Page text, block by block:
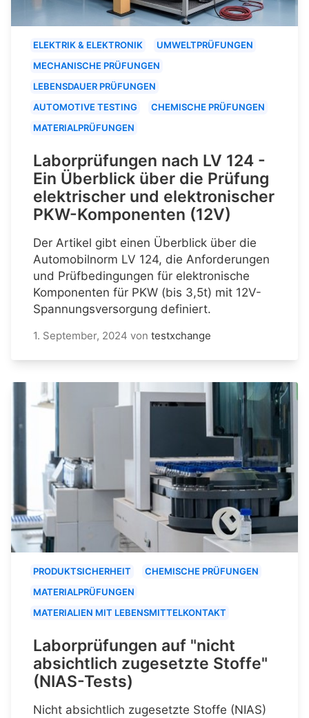
ELEKTRIK & ELEKTRONIK
UMWELTPRÜFUNGEN
MECHANISCHE PRÜFUNGEN
LEBENSDAUER PRÜFUNGEN
AUTOMOTIVE TESTING
CHEMISCHE PRÜFUNGEN
MATERIALPRÜFUNGEN
Laborprüfungen nach LV 124 -
Ein Überblick über die Prüfung
elektrischer und elektronischer
PKW-Komponenten (12V)
Der Artikel gibt einen Überblick über die
Automobilnorm LV 124, die Anforderungen
und Prüfbedingungen für elektronische
Komponenten für PKW (bis 3,5t) mit 12V-
Spannungsversorgung definiert.
1. September, 2024 von testxchange
PRODUKTSICHERHEIT
CHEMISCHE PRÜFUNGEN
MATERIALPRÜFUNGEN
MATERIALIEN MIT LEBENSMITTELKONTAKT
Laborprüfungen auf "nicht
absichtlich zugesetzte Stoffe"
(NIAS-Tests)
Nicht absichtlich zugesetzte Stoffe (NIAS)